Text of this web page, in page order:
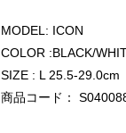
MODEL: ICON
COLOR :BLACK/
SIZE : L 25.5-29.0cm
商品コード：